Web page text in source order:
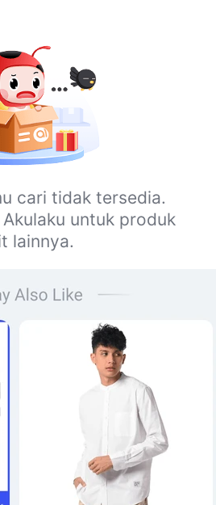
cari tidak tersedia.
untuk produk
lainnya.